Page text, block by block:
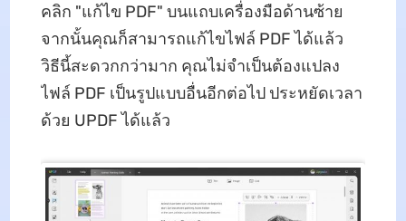
คลิก "แก้ไข PDF" บนแถบเครื่องมือด้านซ้าย
จากนั้นคุณก็สามารถแก้ไขไฟล์ PDF ได้แล้ว
วิธีนี้สะดวกกว่ามาก คุณไม่จำเป็นต้องแปลง
ไฟล์ PDF เป็นรูปแบบอื่นอีกต่อไป ประหยัดเวลา
ด้วย UPDF ได้แล้ว